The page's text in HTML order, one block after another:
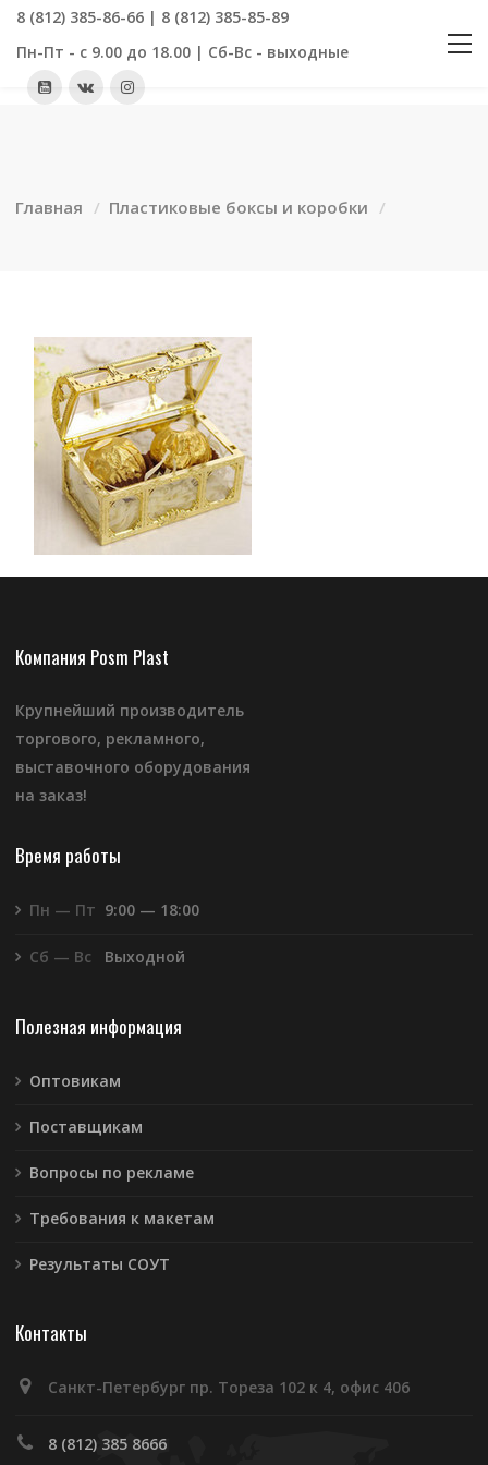
8 (812) 385-86-66 | 8 (812) 385-85-89
Пн-Пт - с 9.00 до 18.00 | Сб-Вс - выходные
Главная Пластиковые боксы и коробки
Компания Posm Plast
Крупнейший производитель
торгового, рекламного,
выставочного оборудования
на заказ!
Время работы
Пн — Пт 9:00 — 18:00
Сб — Вс Выходной
Полезная информация
Оптовикам
Поставщикам
Вопросы по рекламе
Требования к макетам
Результаты СОУТ
Контакты
Санкт-Петербург пр. Тореза 102 к 4, офис 406
8 (812) 385 8666